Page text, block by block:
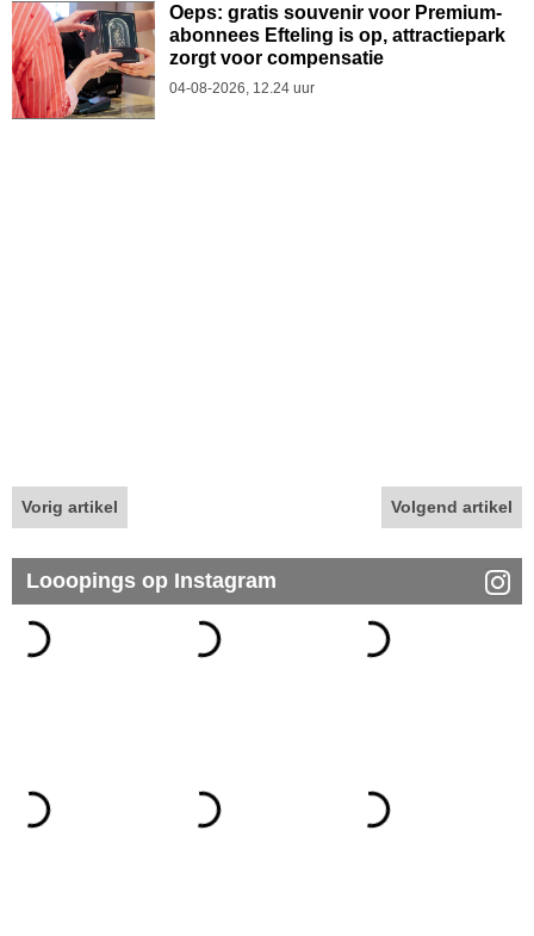
Oeps: gratis souvenir voor Premium-
abonnees Efteling is op, attractiepark
zorgt voor compensatie
04-08-2026, 12.24 uur
Vorig artikel Volgend artikel
Looopings op Instagram